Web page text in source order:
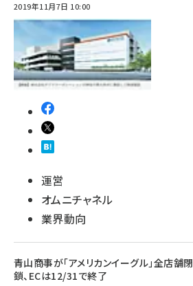
2019年11月7日 10:00
運営
オムニチャネル
業界動向
青山商事が「アメリカンイーグル」全店舗閉
鎖、ECは12/31で終了